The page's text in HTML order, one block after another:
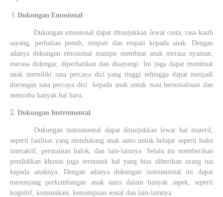
Dukungan Emosional
Dukungan emosional dapat ditunjukkan lewat cinta, rasa kasih
sayang, perhatian penuh, simpati dan empati kepada anak. Dengan
adanya dukungan emosional mampu membuat anak merasa nyaman,
merasa didengar, diperhatikan dan disayangi. Ini juga dapat membuat
anak memiliki rasa percaya diri yang tinggi sehingga dapat menjadi
dorongan rasa percaya diri kepada anak untuk mau bersosialisasi dan
mencoba banyak hal baru.
Dukungan Instrumental
Dukungan instrumental dapat ditunjukkan lewat hal materil,
seperti fasilitas yang mendukung anak autis untuk belajar seperti buku
interaktif, permainan balok, dan lain-lainnya. Selain itu memberikan
pendidikan khusus juga termasuk hal yang bisa diberikan orang tua
kepada anaknya. Dengan adanya dukungan instrumental ini dapat
menunjang perkembangan anak autis dalam banyak aspek, seperti
kognitif, komunikasi, kemampuan sosial dan lain-lainnya.